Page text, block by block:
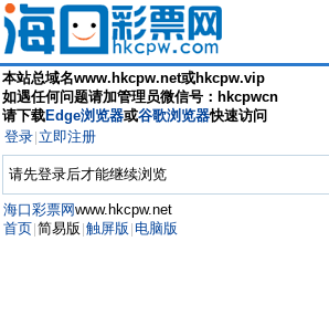
本站总域名www.hkcpw.net或hkcpw.vip
如遇任何问题请加管理员微信号：hkcpwcn
请下载Edge浏览器或谷歌浏览器快速访问
登录 立即注册
请先登录后才能继续浏览
海口彩票网www.hkcpw.net
首页 简易版 触屏版 电脑版